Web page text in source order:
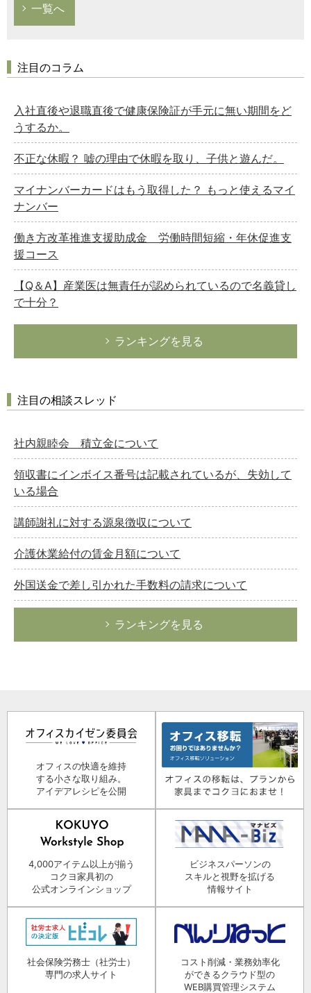
一覧へ
注目のコラム
入社直後や退職直後で健康保険証が手元に無い期間をど
うするか。
不正な休暇？ 嘘の理由で休暇を取り、子供と遊んだ。
マイナンバーカードはもう取得した？ もっと使えるマイ
ナンバー
働き方改革推進支援助成金 労働時間短縮・年休促進支
援コース
【Q＆A】産業医は無責任が認められているので名義貸し
で十分？
ランキングを見る
注目の相談スレッド
社内親睦会 積立金について
領収書にインボイス番号は記載されているが、失効して
いる場合
講師謝礼に対する源泉徴収について
介護休業給付の賃金月額について
外国送金で差し引かれた手数料の請求について
ランキングを見る
オフィスの快適を維持
する小さな取り組み。
アイデアレシピを公開
4,000アイテム以上が揃う
コクヨ家具初の
公式オンラインショップ
ビジネスパーソンの
スキルと視野を拡げる
情報サイト
社会保険労務士（社労士）
専門の求人サイト
コスト削減・業務効率化
ができるクラウド型の
WEB購買管理システム